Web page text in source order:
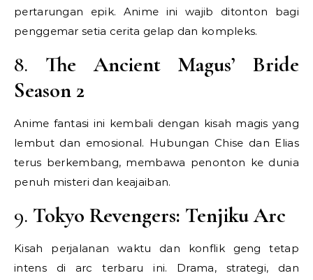
pertarungan epik. Anime ini wajib ditonton bagi
penggemar setia cerita gelap dan kompleks.
8. The Ancient Magus’ Bride
Season 2
Anime fantasi ini kembali dengan kisah magis yang
lembut dan emosional. Hubungan Chise dan Elias
terus berkembang, membawa penonton ke dunia
penuh misteri dan keajaiban.
9. Tokyo Revengers: Tenjiku Arc
Kisah perjalanan waktu dan konflik geng tetap
intens di arc terbaru ini. Drama, strategi, dan